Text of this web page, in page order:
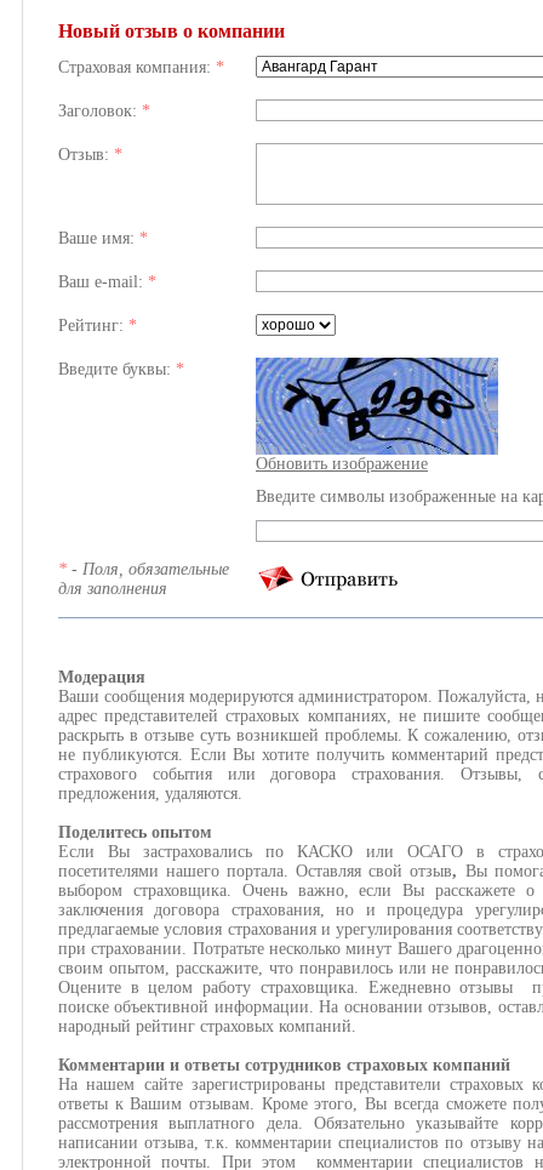
Новый отзыв о компании
Страховая компания: *
Заголовок: *
Отзыв: *
Ваше имя: *
Ваш e-mail: *
Рейтинг: *
Введите буквы: *
Обновить изображение
Введите символы изображенные на
* - Поля, обязательные
для заполнения
Модерация
Ваши сообщения модерируются администратором. Пожалуйста,
адрес представителей страховых компаниях, не пишите
раскрыть в отзыве суть возникшей проблемы. К сожалению,
не публикуются. Если Вы хотите получить комментарий
страхового события или договора страхования.
предложения, удаляются.
Поделитесь опытом
Если Вы застраховались по КАСКО или ОСАГО в
посетителями нашего портала. Оставляя свой отзыв, Вы
выбором страховщика. Очень важно, если Вы расскажете
заключения договора страхования, но и процедура
предлагаемые условия страхования и урегулирования
при страховании. Потратьте несколько минут Вашего
своим опытом, расскажите, что понравилось или не
Оцените в целом работу страховщика. Ежедневно отзывы
поиске объективной информации. На основании отзывов,
народный рейтинг страховых компаний.
Комментарии и ответы сотрудников страховых компаний
На нашем сайте зарегистрированы представители
ответы к Вашим отзывам. Кроме этого, Вы всегда сможете
рассмотрения выплатного дела. Обязательно указывайте
написании отзыва, т.к. комментарии специалистов по отзыву
электронной почты. При этом комментарии специалистов